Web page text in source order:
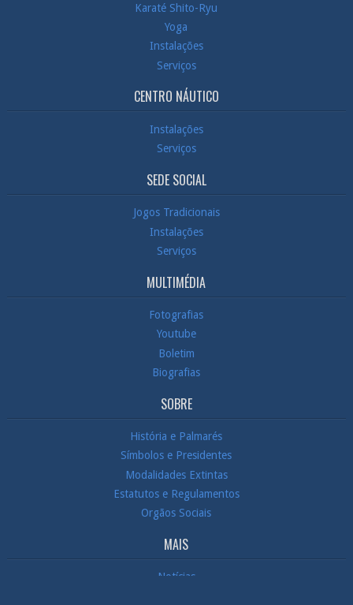
Karaté Shito-Ryu
Yoga
Instalações
Serviços
CENTRO NÁUTICO
Instalações
Serviços
SEDE SOCIAL
Jogos Tradicionais
Instalações
Serviços
MULTIMÉDIA
Fotografias
Youtube
Boletim
Biografias
SOBRE
História e Palmarés
Símbolos e Presidentes
Modalidades Extintas
Estatutos e Regulamentos
Orgãos Sociais
MAIS
Notícias